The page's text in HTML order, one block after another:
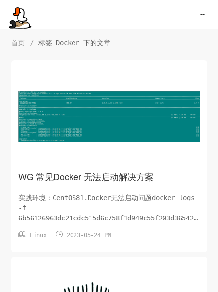
首页 / 标签 Docker 下的文章
WG 常见Docker 无法启动解决方案
实践环境：CentOS81.Docker无法启动问题docker logs
-f
http://0.0.0.0:51821 2022-06-15T05:34:33.903Z
 Linux  2023-05-24 PM